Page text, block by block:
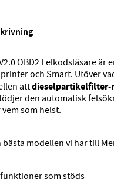
OBD2 Felkodsläsare
och Smart. Utöver
attdieselpartikelfilter-
den automatisk
som helst.
bästa modellen vi har till
som stöds